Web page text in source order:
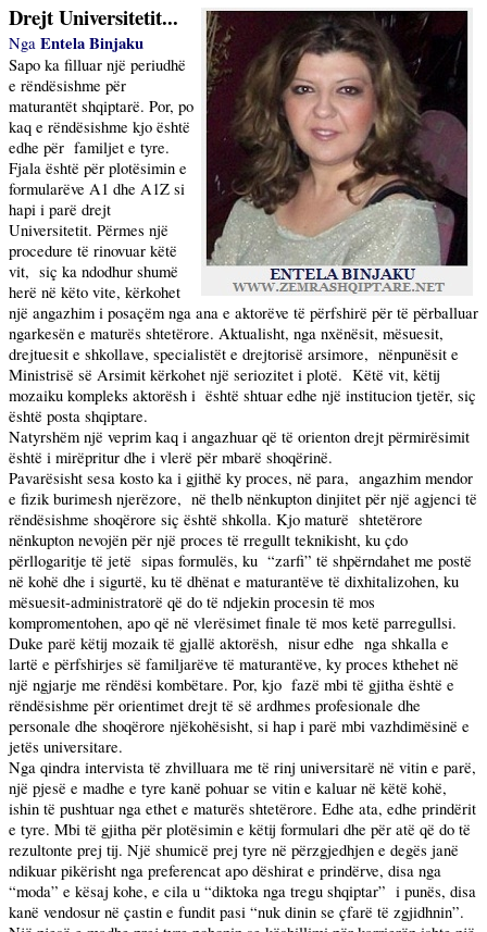
Drejt Universitetit...
Nga Entela Binjaku
Sapo ka filluar një periudhë
e rëndësishme për
maturantët shqiptarë. Por, po
kaq e rëndësishme kjo është
edhe për familjet e tyre.
Fjala është për plotësimin e
formularëve A1 dhe A1Z si
hapi i parë drejt
Universitetit. Përmes një
procedure të rinovuar këtë
vit, siç ka ndodhur shumë
herë në këto vite, kërkohet
një angazhim i posaçëm nga ana e aktorëve të përfshirë për të përballuar
ngarkesën e maturës shtetërore. Aktualisht, nga nxënësit, mësuesit,
drejtuesit e shkollave, specialistët e drejtorisë arsimore, nënpunësit e
Ministrisë së Arsimit kërkohet një seriozitet i plotë. Këtë vit, këtij
mozaiku kompleks aktorësh i është shtuar edhe një institucion tjetër, siç
është posta shqiptare.
Natyrshëm një veprim kaq i angazhuar që të orienton drejt përmirësimit
është i mirëpritur dhe i vlerë për mbarë shoqërinë.
Pavarësisht sesa kosto ka i gjithë ky proces, në para, angazhim mendor
e fizik burimesh njerëzore, në thelb nënkupton dinjitet për një agjenci të
rëndësishme shoqërore siç është shkolla. Kjo maturë shtetërore
nënkupton nevojën për një proces të rregullt teknikisht, ku çdo
përllogaritje të jetë sipas formulës, ku “zarfi” të shpërndahet me postë
në kohë dhe i sigurtë, ku të dhënat e maturantëve të dixhitalizohen, ku
mësuesit-administratorë që do të ndjekin procesin të mos
kompromentohen, apo që në vlerësimet finale të mos ketë parregullsi.
Duke parë këtij mozaik të gjallë aktorësh, nisur edhe nga shkalla e
lartë e përfshirjes së familjarëve të maturantëve, ky proces kthehet në
një ngjarje me rëndësi kombëtare. Por, kjo fazë mbi të gjitha është e
rëndësishme për orientimet drejt të së ardhmes profesionale dhe
personale dhe shoqërore njëkohësisht, si hap i parë mbi vazhdimësinë e
jetës universitare.
Nga qindra intervista të zhvilluara me të rinj universitarë në vitin e parë,
një pjesë e madhe e tyre kanë pohuar se vitin e kaluar në këtë kohë,
ishin të pushtuar nga ethet e maturës shtetërore. Edhe ata, edhe prindërit
e tyre. Mbi të gjitha për plotësimin e këtij formulari dhe për atë që do të
rezultonte prej tij. Një shumicë prej tyre në përzgjedhjen e degës janë
ndikuar pikërisht nga preferencat apo dëshirat e prindërve, disa nga
“moda” e kësaj kohe, e cila u “diktoka nga tregu shqiptar” i punës, disa
kanë vendosur në çastin e fundit pasi “nuk dinin se çfarë të zgjidhnin”.